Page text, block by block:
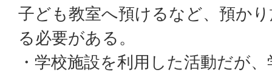
子ども教室へ預けるなど、預か
る必要がある。
・学校施設を利用した活動だが